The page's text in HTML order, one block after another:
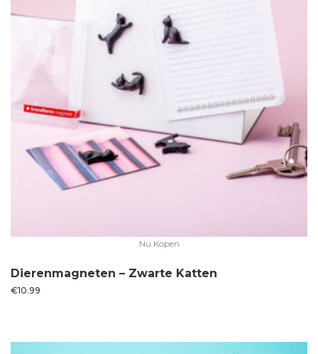
Nu Kopen
Dierenmagneten – Zwarte Katten
€10.99